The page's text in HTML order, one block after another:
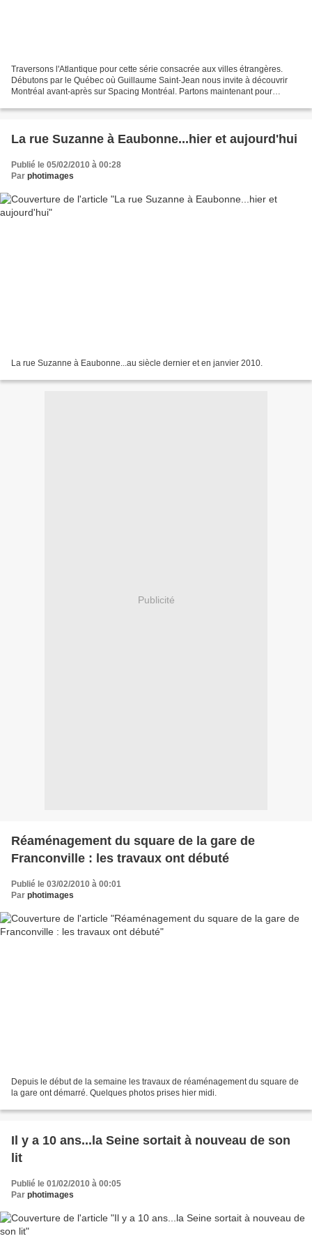
Traversons l'Atlantique pour cette série consacrée aux villes étrangères.
Débutons par le Québec où Guillaume Saint-Jean nous invite à découvrir
Montréal avant-après sur Spacing Montréal. Partons maintenant pour
La rue Suzanne à Eaubonne...hier et aujourd'hui
Publié le 05/02/2010 à 00:28
Par photimages
La rue Suzanne à Eaubonne...au siècle dernier et en janvier 2010.
Publicité
Réaménagement du square de la gare de
Franconville : les travaux ont débuté
Publié le 03/02/2010 à 00:01
Par photimages
Depuis le début de la semaine les travaux de réaménagement du square de
la gare ont démarré. Quelques photos prises hier midi.
Il y a 10 ans...la Seine sortait à nouveau de son
lit
Publié le 01/02/2010 à 00:05
Par photimages